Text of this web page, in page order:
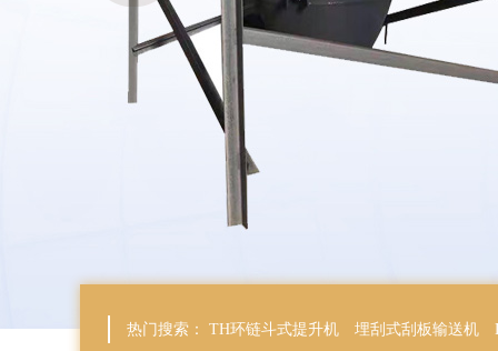
热门搜索： TH环链斗式提升机 埋刮式刮板输送机